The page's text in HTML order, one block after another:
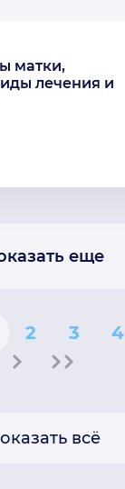
матки,
лечения и
еще
2 3 4
всё